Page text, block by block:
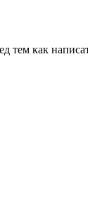
тем как